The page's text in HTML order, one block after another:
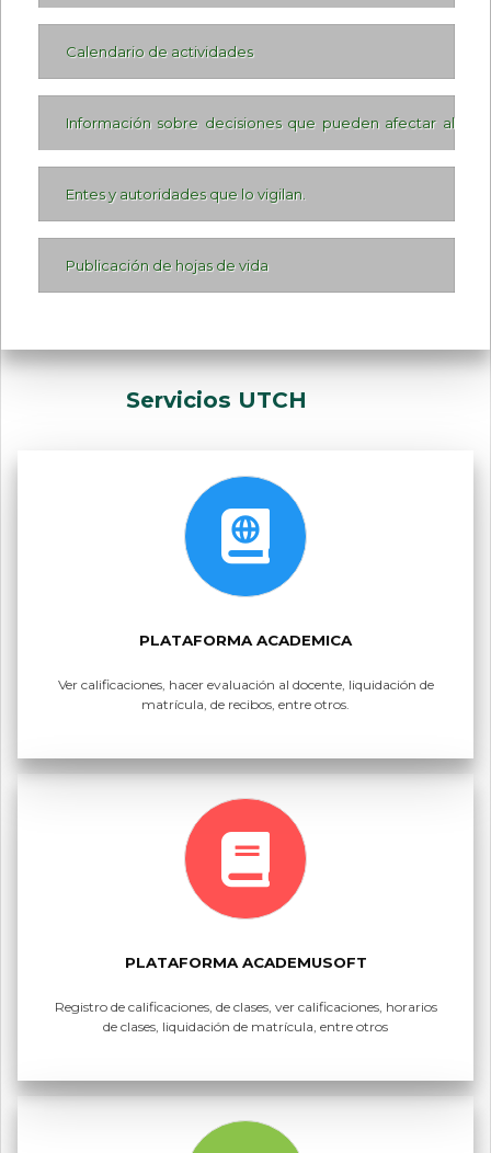
Calendario de actividades
Información sobre decisiones que pueden afectar al
Entes y autoridades que lo vigilan.
Publicación de hojas de vida
Servicios UTCH
PLATAFORMA ACADEMICA
Ver calificaciones, hacer evaluación al docente, liquidación de
matrícula, de recibos, entre otros.
PLATAFORMA ACADEMUSOFT
Registro de calificaciones, de clases, ver calificaciones, horarios
de clases, liquidación de matrícula, entre otros